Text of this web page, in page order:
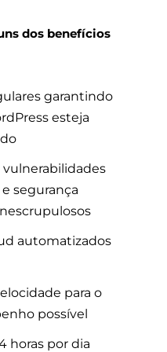
dos benefícios
garantindo
esteja
segurança
automatizados
para o
possível
horas por dia